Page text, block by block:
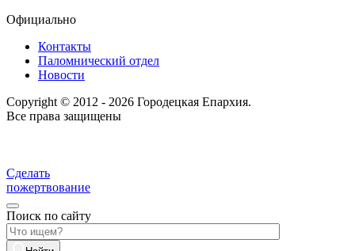
Официально
Контакты
Паломнический отдел
Новости
Copyright © 2012 - 2026 Городецкая Епархия.
Все права защищены
Сделать
пожертвование
Поиск по сайту